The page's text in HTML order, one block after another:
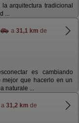
arquitectura tradicional
...
a 31,1 km de
es cambiando
mejor que hacerlo en un
naturale ...
a 31,2 km de